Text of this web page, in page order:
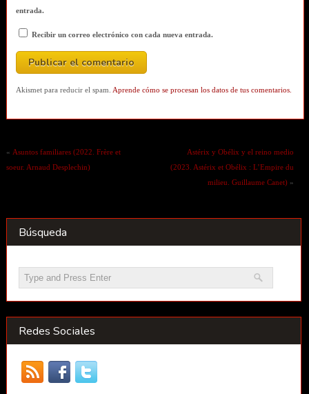
entrada.
Recibir un correo electrónico con cada nueva entrada.
Akismet para reducir el spam. Aprende cómo se procesan los datos de tus comentarios.
« Asuntos familiares (2022. Frère et
soeur. Arnaud Desplechin)
Astérix y Obélix y el reino medio
(2023. Astérix et Obélix : L’Empire du
milieu. Guillaume Canet) »
Búsqueda
Redes Sociales